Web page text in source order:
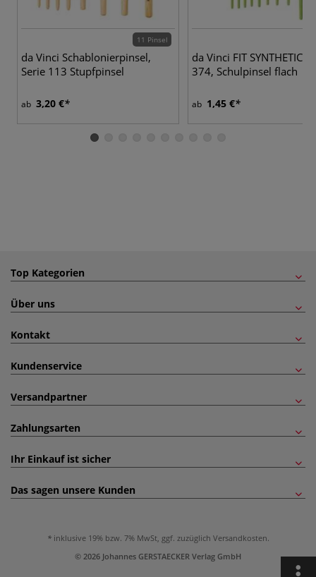
11 Pinsel
da Vinci Schablonierpinsel,
Serie 113 Stupfpinsel
ab 3,20 €
da Vinci FIT SYNTHETICS,
374, Schulpinsel flach
ab 1,45 €
Top Kategorien
Über uns
Kontakt
Kundenservice
Versandpartner
Zahlungsarten
Ihr Einkauf ist sicher
Das sagen unsere Kunden
inklusive 19% bzw. 7% MwSt, ggf. zuzüglich Versandkosten.
© 2026 Johannes GERSTAECKER Verlag GmbH